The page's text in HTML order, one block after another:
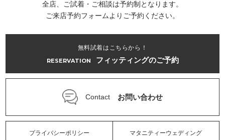
全店、ご試着・ご相談は予約制となります。
ご来店予約フォームよりご予約ください。
無料試着はこちらから！
RESERVATION
フィッティングのご予約
Contact お問い合わせ
プライバシーポリシー マタニティーウェディング